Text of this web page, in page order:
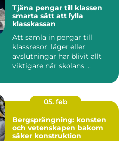
Tjäna pengar till klassen
smarta sätt att fylla
klasskassan
Att samla in pengar till
klassresor, läger eller
avslutningar har blivit allt
viktigare när skolans ...
05. feb
Bergsprängning: konsten
och vetenskapen bakom
säker konstruktion